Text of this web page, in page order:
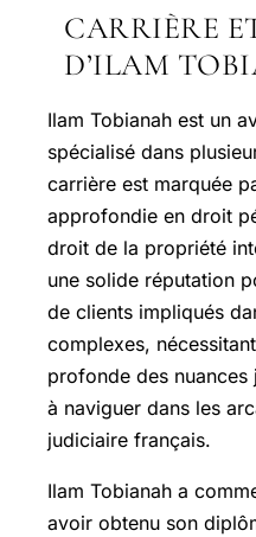
CARRIÈRE
D’ILAM
Ilam Tobianah est un
spécialisé dans
carrière est marquée
approfondie en droit
droit de la propriété
une solide réputation
de clients impliqués
complexes,
profonde des
à naviguer dans les
judiciaire français.
Ilam Tobianah a
avoir obtenu son